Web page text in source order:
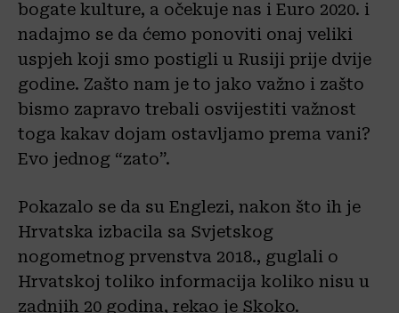
bogate kulture, a očekuje nas i Euro 2020. i
nadajmo se da ćemo ponoviti onaj veliki
uspjeh koji smo postigli u Rusiji prije dvije
godine. Zašto nam je to jako važno i zašto
bismo zapravo trebali osvijestiti važnost
toga kakav dojam ostavljamo prema vani?
Evo jednog “zato”.
Pokazalo se da su Englezi, nakon što ih je
Hrvatska izbacila sa Svjetskog
nogometnog prvenstva 2018., guglali o
Hrvatskoj toliko informacija koliko nisu u
zadnjih 20 godina, rekao je Skoko.